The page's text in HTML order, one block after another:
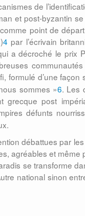
de
et post-byzantin
point de
4 par l’écrivain
a décroché le prix
communautés
formulé d’une façon
sommes »6. Les
grecque post
défunts
débattues par
agréables et même
se transforme
national sinon